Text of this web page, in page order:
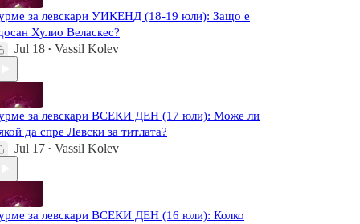
за левскари УИКЕНД (18-19 юли): Защо е
Хулио Веласкес?
Jul 18 • Vassil Kolev
за левскари ВСЕКИ ДЕН (17 юли): Може ли
да спре Левски за титлата?
Jul 17 • Vassil Kolev
за левскари ВСЕКИ ДЕН (16 юли): Колко